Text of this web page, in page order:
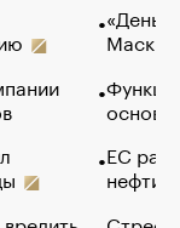
Маск в
основ
ЕС
нефти